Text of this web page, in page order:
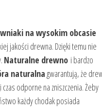
na wysokim obcasie
jakości drewna. Dzięki temu nie
Naturalne drewno i bardzo
naturalnagwarantują, że
czas odporne na zniszczenia. Żeby
każdy chodak posiada